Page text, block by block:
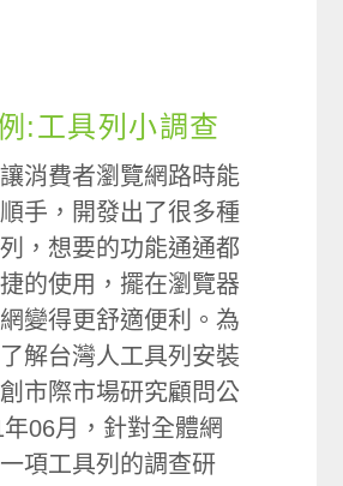
:工具列小調查
消費者瀏覽網路時能
手，開發出了很多種
，想要的功能通通都
的使用，擺在瀏覽器
網變得更舒適便利。為
解台灣人工具列安裝
市際市場研究顧問公
06月，針對全體網
項工具列的調查研